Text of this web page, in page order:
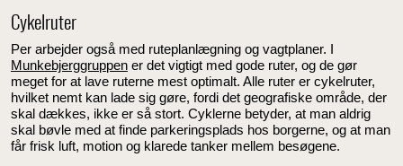
Cykelruter
Per arbejder også med ruteplanlægning og vagtplaner. I
Munkebjerggruppen er det vigtigt med gode ruter, og de gør
meget for at lave ruterne mest optimalt. Alle ruter er cykelruter,
hvilket nemt kan lade sig gøre, fordi det geografiske område, der
skal dækkes, ikke er så stort. Cyklerne betyder, at man aldrig
skal bøvle med at finde parkeringsplads hos borgerne, og at man
får frisk luft, motion og klarede tanker mellem besøgene.